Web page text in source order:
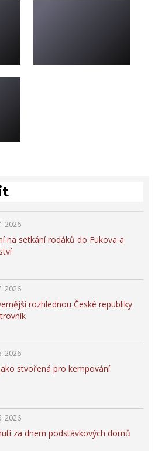
2026
na setkání rodáků do Fukova a
2026
rozhlednou České republiky
2026
stvořená pro kempování
2026
za dnem podstávkových domů